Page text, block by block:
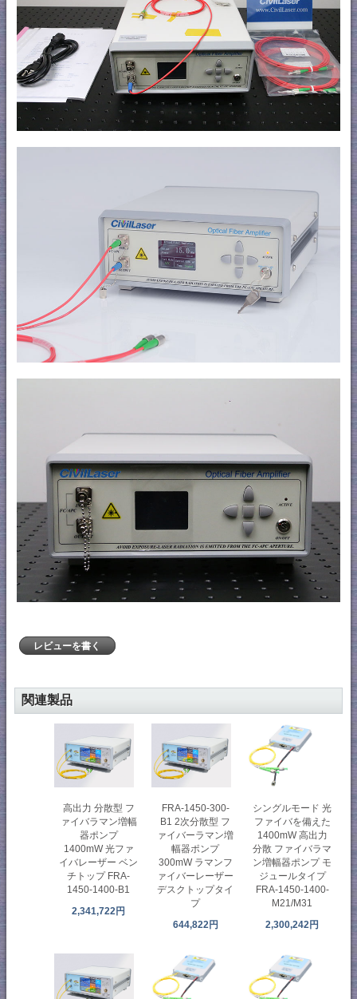
レビューを書く
関連製品
高出力 分散型 フ
ァイバラマン増幅
器ポンプ
1400mW 光ファ
イバレーザー ベン
チトップ FRA-
1450-1400-B1
2,341,722円
FRA-1450-300-
B1 2次分散型 フ
ァイバーラマン増
幅器ポンプ
300mW ラマンフ
ァイバーレーザー
デスクトップタイ
プ
644,822円
シングルモード 光
ファイバを備えた
1400mW 高出力
分散 ファイバラマ
ン増幅器ポンプ モ
ジュールタイプ
FRA-1450-1400-
M21/M31
2,300,242円